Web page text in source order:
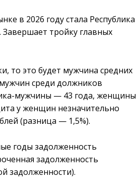
в 2026 году стала Республика
Завершает тройку главных
то это будет мужчина средних
среди должников
мужчины — 43 года, женщины
у женщин незначительно
(разница — 1,5%).
годы задолженность
задолженность
задолженности).